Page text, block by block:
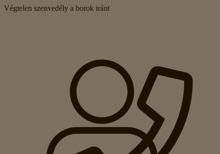
Végtelen szenvedély a borok iránt